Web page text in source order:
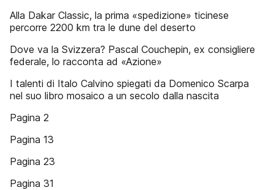
Alla Dakar Classic, la prima «spedizione» ticinese
percorre 2200 km tra le dune del deserto
Dove va la Svizzera? Pascal Couchepin, ex consigliere
federale, lo racconta ad «Azione»
I talenti di Italo Calvino spiegati da Domenico Scarpa
nel suo libro mosaico a un secolo dalla nascita
Pagina 2
Pagina 13
Pagina 23
Pagina 31